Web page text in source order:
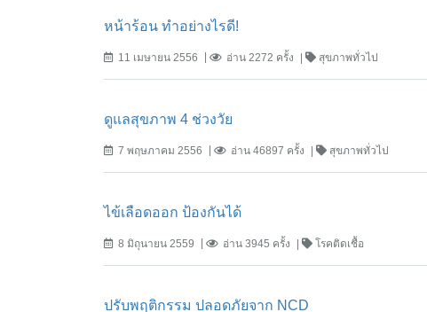
หน้าร้อน ทำอย่างไรดี!
11 เมษายน 2556 อ่าน 2272 ครั้ง สุขภาพทั่วไป
ดูแลสุขภาพ 4 ช่วงวัย
7 พฤษภาคม 2556 อ่าน 46897 ครั้ง สุขภาพทั่วไป
ไข้เลือดออก ป้องกันได้
8 มิถุนายน 2559 อ่าน 3945 ครั้ง โรคติดเชื้อ
ปรับพฤติกรรม ปลอดภัยจาก NCD